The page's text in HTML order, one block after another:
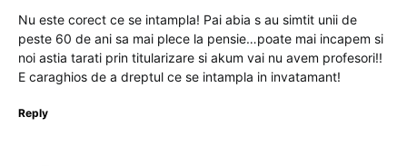
Nu este corect ce se intampla! Pai abia s au simtit unii de
peste 60 de ani sa mai plece la pensie…poate mai incapem si
noi astia tarati prin titularizare si akum vai nu avem profesori!!
E caraghios de a dreptul ce se intampla in invatamant!
Reply